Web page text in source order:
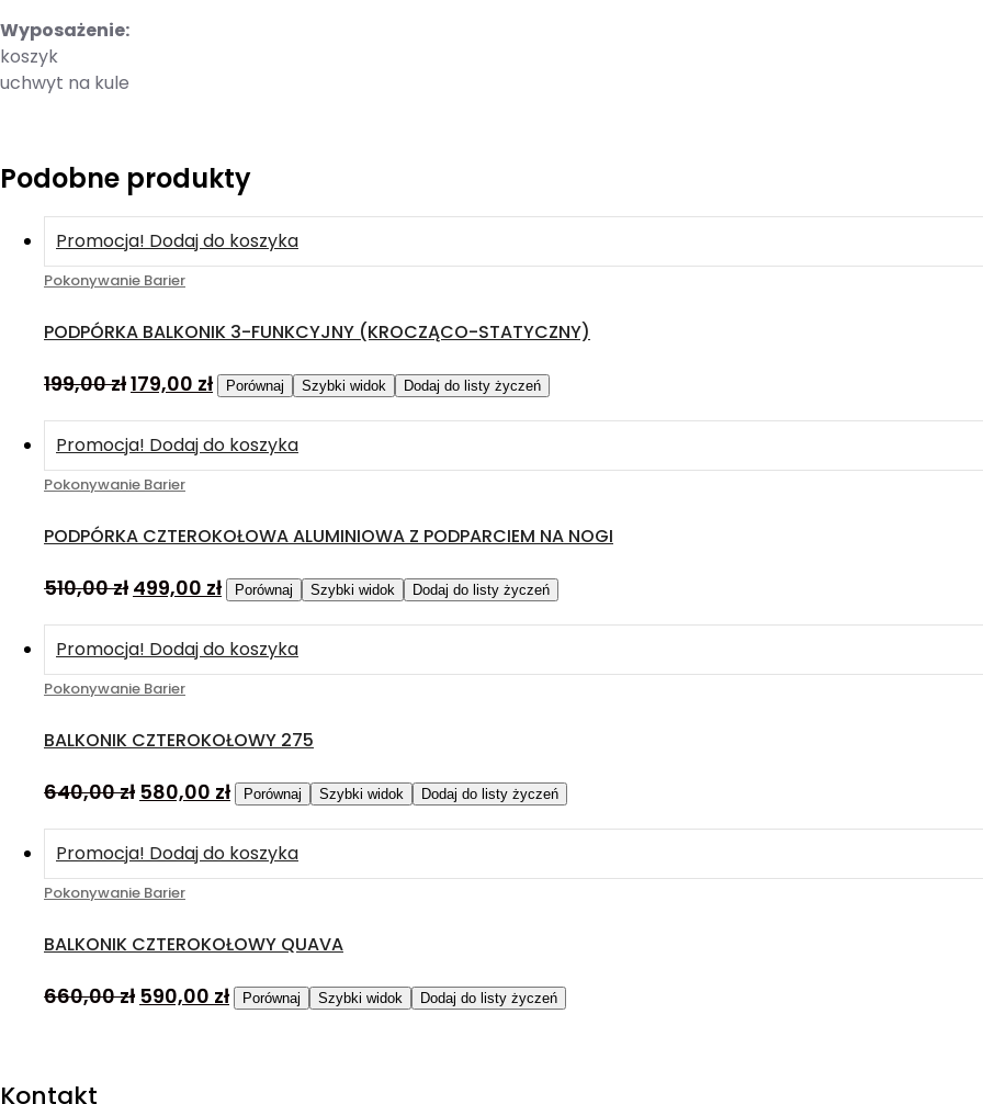
Wyposażenie:
koszyk
uchwyt na kule
Podobne produkty
Promocja! Dodaj do koszyka
Pokonywanie Barier
PODPÓRKA BALKONIK 3-FUNKCYJNY (KROCZĄCO-STATYCZNY)
199,00zł179,00 zł Porównaj Szybki widok Dodaj do listy życzeń
Promocja! Dodaj do koszyka
Pokonywanie Barier
PODPÓRKA CZTEROKOŁOWA ALUMINIOWA Z PODPARCIEM NA NOGI
510,00zł 499,00 zł Porównaj Szybki widok Dodaj do listy życzeń
Promocja! Dodaj do koszyka
Pokonywanie Barier
BALKONIK CZTEROKOŁOWY 275
640,00zł 580,00 zł Porównaj Szybki widok Dodaj do listy życzeń
Promocja! Dodaj do koszyka
Pokonywanie Barier
BALKONIK CZTEROKOŁOWY QUAVA
660,00zł 590,00 zł Porównaj Szybki widok Dodaj do listy życzeń
Kontakt